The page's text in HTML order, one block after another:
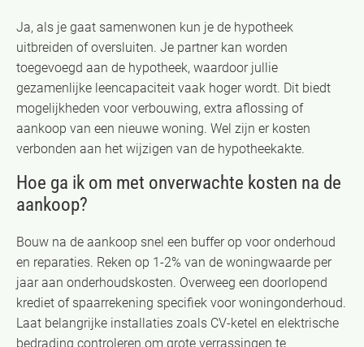
Ja, als je gaat samenwonen kun je de hypotheek
uitbreiden of oversluiten. Je partner kan worden
toegevoegd aan de hypotheek, waardoor jullie
gezamenlijke leencapaciteit vaak hoger wordt. Dit biedt
mogelijkheden voor verbouwing, extra aflossing of
aankoop van een nieuwe woning. Wel zijn er kosten
verbonden aan het wijzigen van de hypotheekakte.
Hoe ga ik om met onverwachte kosten na de
aankoop?
Bouw na de aankoop snel een buffer op voor onderhoud
en reparaties. Reken op 1-2% van de woningwaarde per
jaar aan onderhoudskosten. Overweeg een doorlopend
krediet of spaarrekening specifiek voor woningonderhoud.
Laat belangrijke installaties zoals CV-ketel en elektrische
bedrading controleren om grote verrassingen te